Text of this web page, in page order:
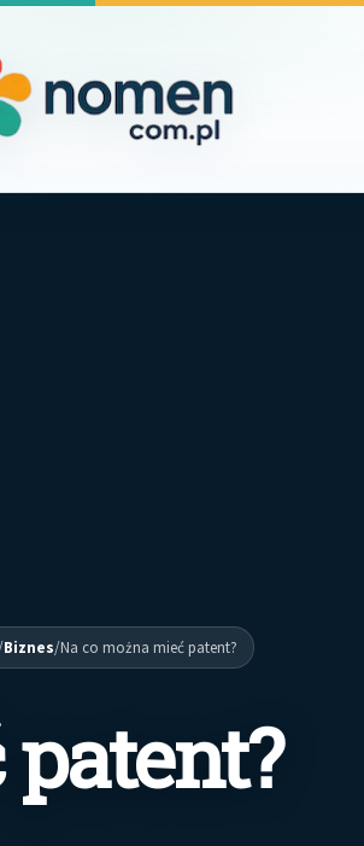
Biznes/Na co można mieć patent?